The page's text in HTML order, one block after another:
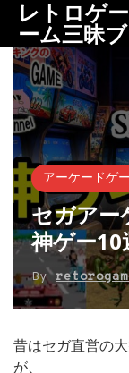
レトロゲ
ーム三昧
アーケードゲ
セガアー
神ゲー10
By
昔はセガ直営の
が、